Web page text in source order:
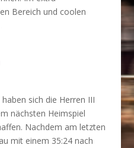
Bereich und coolen
sich die Herren III
nächsten Heimspiel
Nachdem am letzten
mit einem 35:24 nach